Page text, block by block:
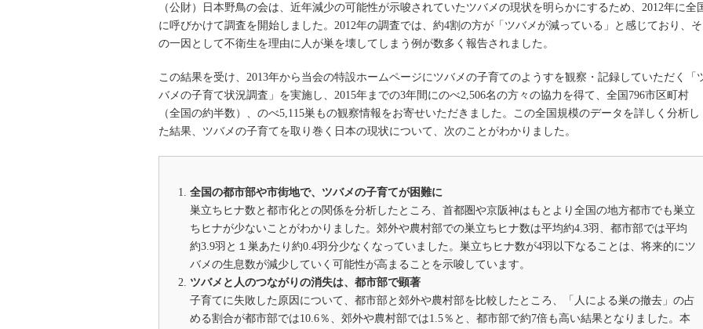
（公財）日本野鳥の会は、近年減少の可能性が示唆されていたツバメの現状を明らかにするため、2012年に全
に呼びかけて調査を開始しました。2012年の調査では、約4割の方が「ツバメが減っている」と感じており、そ
の一因として不衛生を理由に人が巣を壊してしまう例が数多く報告されました。
この結果を受け、2013年から当会の特設ホームページにツバメの子育てのようすを観察・記録していただく「
バメの子育て状況調査」を実施し、2015年までの3年間にのべ2,506名の方々の協力を得て、全国796市区町村
（全国の約半数）、のべ5,115巣もの観察情報をお寄せいただきました。この全国規模のデータを詳しく分析し
た結果、ツバメの子育てを取り巻く日本の現状について、次のことがわかりました。
全国の都市部や市街地で、ツバメの子育てが困難に
巣立ちヒナ数と都市化との関係を分析したところ、首都圏や京阪神はもとより全国の地方都市でも巣立
ちヒナが少ないことがわかりました。郊外や農村部での巣立ちヒナ数は平均約4.3羽、都市部では平均
約3.9羽と１巣あたり約0.4羽分少なくなっていました。巣立ちヒナ数が4羽以下なることは、将来的にツ
バメの生息数が減少していく可能性が高まることを示唆しています。
ツバメと人のつながりの消失は、都市部で顕著
子育てに失敗した原因について、都市部と郊外や農村部を比較したところ、「人による巣の撤去」の占
める割合が都市部では10.6％、郊外や農村部では1.5％と、都市部で約7倍も高い結果となりました。本